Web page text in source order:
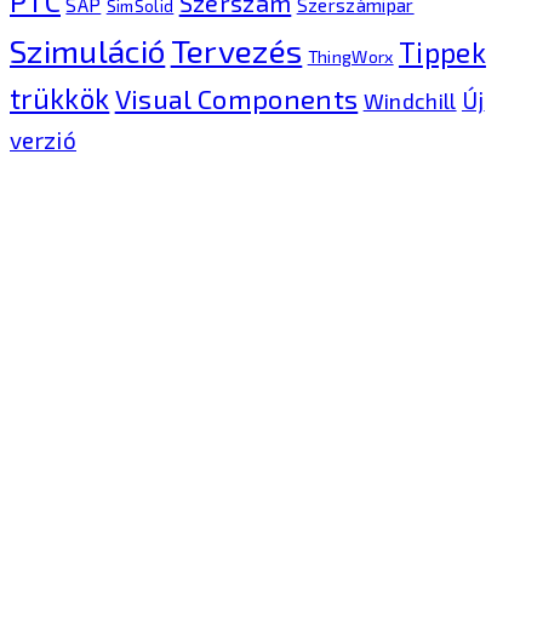
SAP SimSolid Szerszámipar
Szimuláció Tervezés ThingWorx Tippek
trükkök Visual Components Windchill Új
verzió